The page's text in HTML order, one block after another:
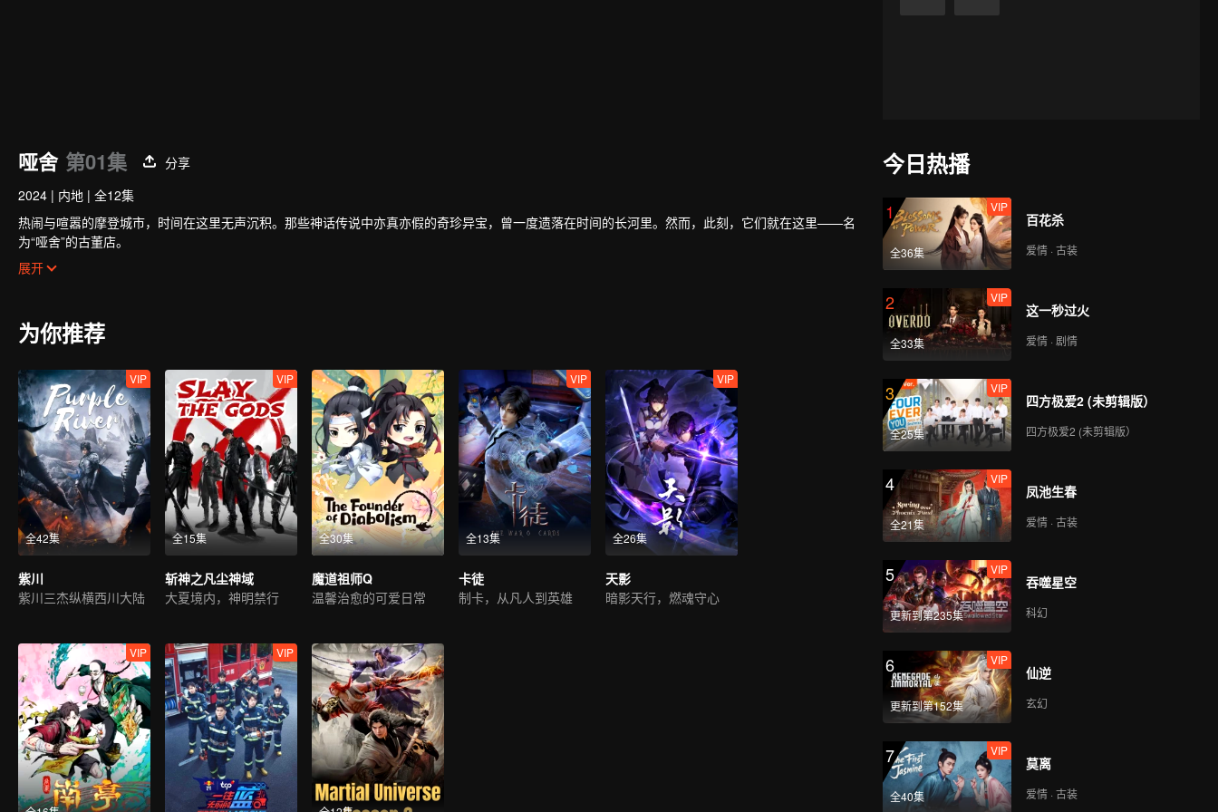
哑舍 第01集
分享
2024 | 内地 | 全12集
热闹与喧嚣的摩登城市，时间在这里无声沉积。那些神话传说中亦真亦假的奇珍异宝，曾一度遗落在时间的长河里。然而，此刻，它们就在这里——名
为“哑舍”的古董店。
古董店的老板甘毕之拥有可以倾听古物的力量，替他们寻找有缘人，完成夙愿。他结识了热心的医生苏北陆，二人成为了至交好友。只有老板知道，医
生身上也有着不同寻常的东西……
展开
为你推荐
全42集
VIP
紫川
紫川三杰纵横西川大陆
全15集
VIP
斩神之凡尘神域
大夏境内，神明禁行
全30集
魔道祖师Q
温馨治愈的可爱日常
全13集
VIP
卡徒
制卡，从凡人到英雄
全26集
VIP
天影
暗影天行，燃魂守心
VIP VIP
今日热播
1
全36集
VIP
百花杀
爱情 · 古装
2
全33集
VIP
这一秒过火
爱情 · 剧情
3
全25集
VIP
四方极爱2 (未剪辑版）
四方极爱2 (未剪辑版）
4
全21集
VIP
凤池生春
爱情 · 古装
5
更新到第235集
VIP
吞噬星空
科幻
6
更新到第152集
VIP
仙逆
玄幻
7
全40集
VIP
莫离
爱情 · 古装